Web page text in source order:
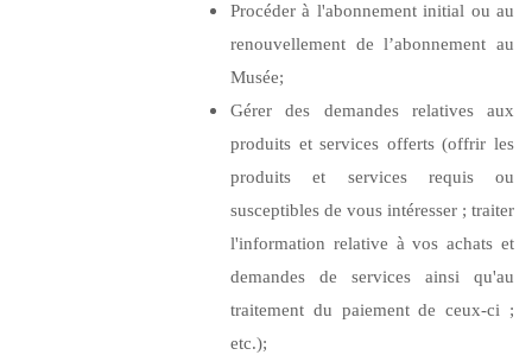
Procéder à l'abonnement initial ou au
renouvellement de l’abonnement au
Musée;
Gérer des demandes relatives aux
produits et services offerts (offrir les
produits et services requis ou
susceptibles de vous intéresser ; traiter
l'information relative à vos achats et
demandes de services ainsi qu'au
traitement du paiement de ceux-ci ;
etc.);